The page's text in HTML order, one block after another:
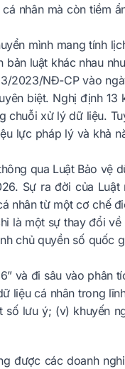
nhân mà còn tiềm
mình mang tính
luật khác nhau
2023/NĐ-CP vào
biệt. Nghị định 13
chuỗi xử lý dữ liệu.
lực pháp lý và khả
qua Luật Bảo vệ
Sự ra đời của Luật
nhân từ một cơ chế
là một sự thay đổi về
chủ quyền số quốc
và đi sâu vào phân
liệu cá nhân trong
lưu ý; (v) khuyến
được các doanh